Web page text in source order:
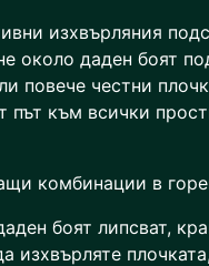
изхвърляния
около даден боят
повече честни
път към всички
комбинации в
боят липсват,
изхвърляте